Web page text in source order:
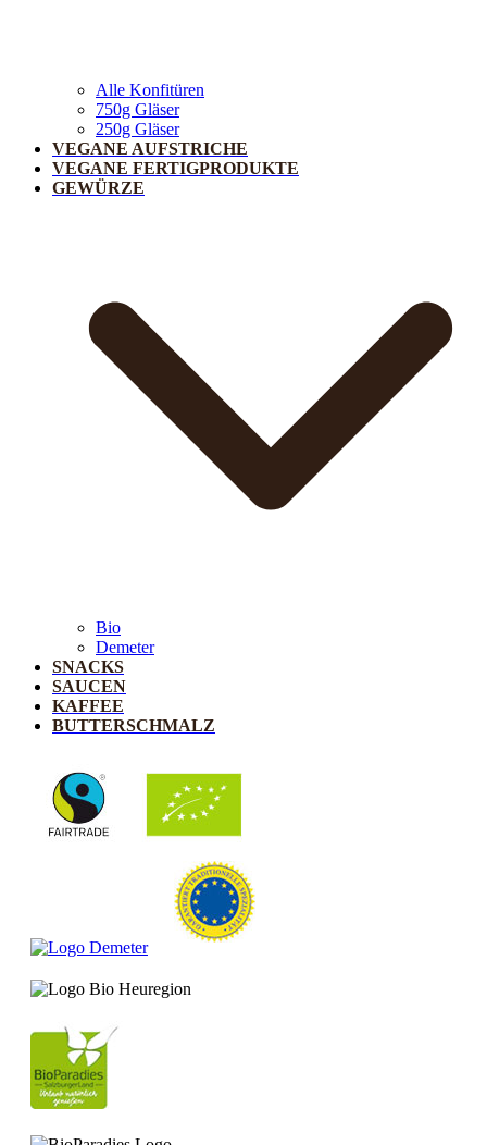
Alle Konfitüren
750g Gläser
250g Gläser
VEGANE AUFSTRICHE
VEGANE FERTIGPRODUKTE
GEWÜRZE
Bio
Demeter
SNACKS
SAUCEN
KAFFEE
BUTTERSCHMALZ